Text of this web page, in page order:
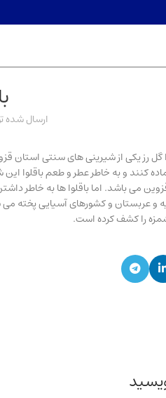
ارسال شده
گل رز یکی از شیرینی های سنتی
کنند و به خاطر عطر و طعم باقلوا
قزوین می باشد. اما باقلوا ها به خاطر
و عربستان و کشورهای آسیایی پخته می
را کشف کرده است.